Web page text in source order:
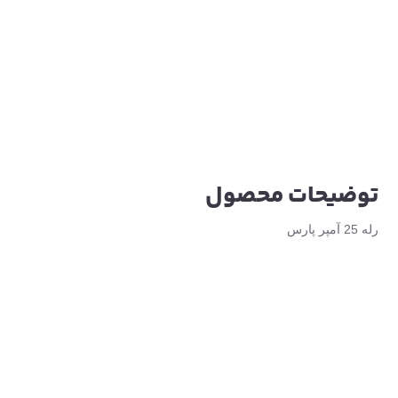
توضیحات محصول
رله 25 آمپر پارس